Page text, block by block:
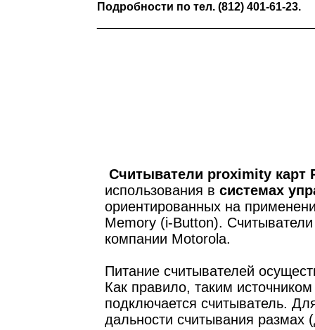
Подробности по тел. (812) 401-61-23.
Считыватели proximity карт
использования в системах
ориентированных на
Memory (i-Button).
компании Motorola.
Питание считывателей
Как правило, таким
подключается считыватель.
дальности считывания размах